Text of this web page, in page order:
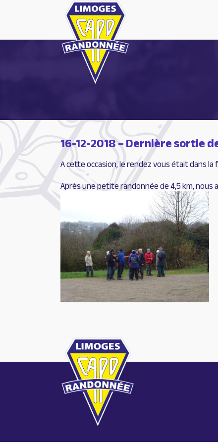
16-12-2018 – Dernière sortie
A cette occasion, le rendez vous était dans la
Après une petite randonnée de 4,5 km, nous